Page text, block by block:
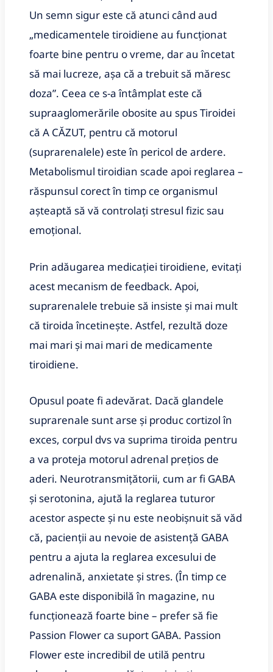
Un semn sigur este că atunci când aud
„medicamentele tiroidiene au funcționat
foarte bine pentru o vreme, dar au încetat
să mai lucreze, așa că a trebuit să măresc
doza”. Ceea ce s-a întâmplat este că
supraaglomerările obosite au spus Tiroidei
că A CĂZUT, pentru că motorul
(suprarenalele) este în pericol de ardere.
Metabolismul tiroidian scade apoi reglarea –
răspunsul corect în timp ce organismul
așteaptă să vă controlați stresul fizic sau
emoțional.
Prin adăugarea medicației tiroidiene, evitați
acest mecanism de feedback. Apoi,
suprarenalele trebuie să insiste și mai mult
că tiroida încetinește. Astfel, rezultă doze
mai mari și mai mari de medicamente
tiroidiene.
Opusul poate fi adevărat. Dacă glandele
suprarenale sunt arse și produc cortizol în
exces, corpul dvs va suprima tiroida pentru
a va proteja motorul adrenal prețios de
aderi. Neurotransmițătorii, cum ar fi GABA
și serotonina, ajută la reglarea tuturor
acestor aspecte și nu este neobișnuit să văd
că, pacienții au nevoie de asistență GABA
pentru a ajuta la reglarea excesului de
adrenalină, anxietate și stres. (În timp ce
GABA este disponibilă în magazine, nu
funcționează foarte bine – prefer să fie
Passion Flower ca suport GABA. Passion
Flower este incredibil de utilă pentru